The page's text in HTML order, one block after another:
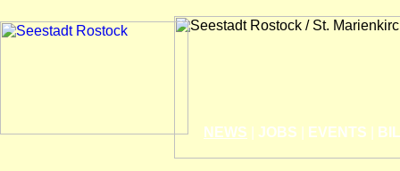
NEWS JOBS EVENTS